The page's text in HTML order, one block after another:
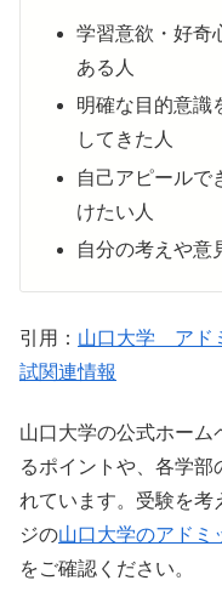
学習意欲・好奇
ある人
明確な目的意識
してきた人
自己アピールで
けたい人
自分の考えや意
引用： 山口大学 アド
試関連情報
山口大学の公式ホーム
るポイントや、各学部
れています。受験を考
ジの山口大学のアドミ
をご確認ください。